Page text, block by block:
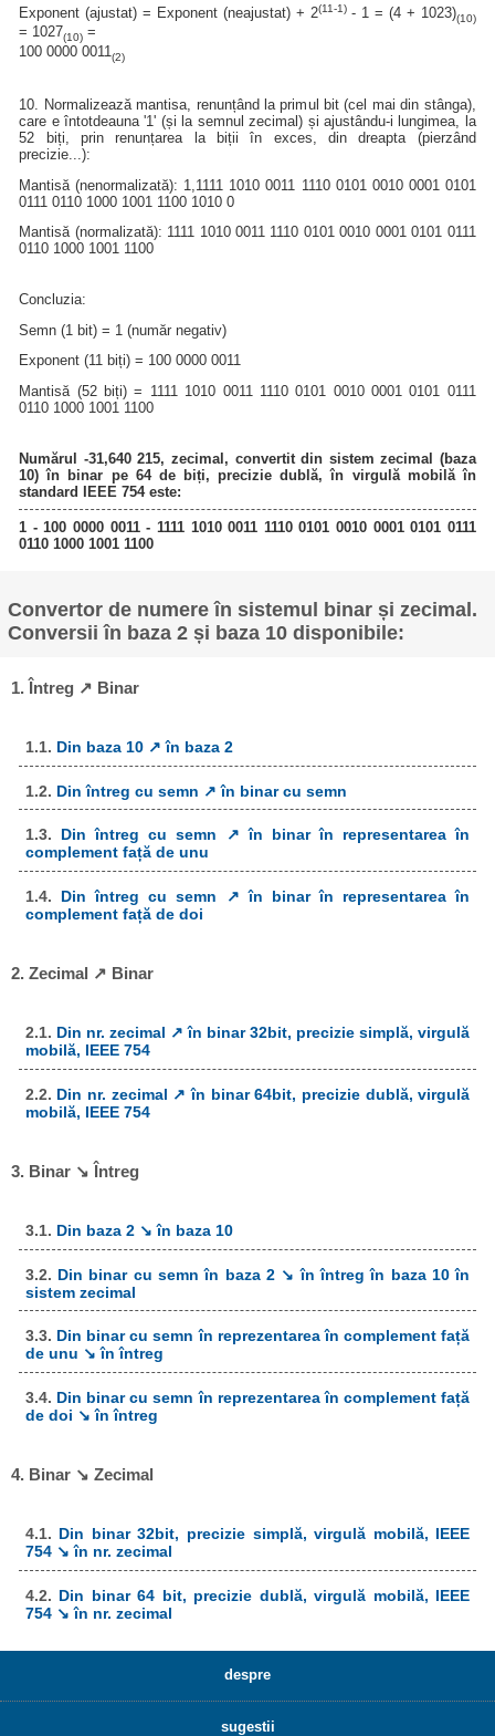
Exponent (ajustat) = Exponent (neajustat) + 2(11-1)- 1 = (4 + 1023)(10)
= 1027(10) =
100 0000 0011 (2)
10. Normalizează mantisa, renunțând la primul bit (cel mai din stânga),
care e întotdeauna '1' (și la semnul zecimal) și ajustându-i lungimea, la
52 biți, prin renunțarea la biții în exces, din dreapta (pierzând
precizie...):
Mantisă (nenormalizată): 1,1111 1010 0011 1110 0101 0010 0001 0101
0111 0110 1000 1001 1100 1010 0
Mantisă (normalizată): 1111 1010 0011 1110 0101 0010 0001 0101 0111
0110 1000 1001 1100
Concluzia:
Semn (1 bit) = 1 (număr negativ)
Exponent (11 biți) = 100 0000 0011
Mantisă (52 biți) = 1111 1010 0011 1110 0101 0010 0001 0101 0111
0110 1000 1001 1100
Numărul -31,640 215, zecimal, convertit din sistem zecimal (baza
10) în binar pe 64 de biți, precizie dublă, în virgulă mobilă în
standard IEEE 754 este:
1 - 100 0000 0011 - 1111 1010 0011 1110 0101 0010 0001 0101 0111
0110 1000 1001 1100
Convertor de numere în sistemul binar și zecimal.
Conversii în baza 2 și baza 10 disponibile:
1. Întreg ↗ Binar
1.1. Din baza 10 ↗ în baza 2
1.2. Din întreg cu semn ↗ în binar cu semn
1.3. Din întreg cu semn ↗ în binar în representarea în
complement față de unu
1.4. Din întreg cu semn ↗ în binar în representarea în
complement față de doi
2. Zecimal ↗ Binar
2.1. Din nr. zecimal ↗ în binar 32bit, precizie simplă, virgulă
mobilă, IEEE 754
2.2. Din nr. zecimal ↗ în binar 64bit, precizie dublă, virgulă
mobilă, IEEE 754
3. Binar ↘ Întreg
3.1. Din baza 2 ↘ în baza 10
3.2. Din binar cu semn în baza 2 ↘ în întreg în baza 10 în
sistem zecimal
3.3. Din binar cu semn în reprezentarea în complement față
de unu ↘ în întreg
3.4. Din binar cu semn în reprezentarea în complement față
de doi ↘ în întreg
4. Binar ↘ Zecimal
4.1. Din binar 32bit, precizie simplă, virgulă mobilă, IEEE
754 ↘ în nr. zecimal
4.2. Din binar 64 bit, precizie dublă, virgulă mobilă, IEEE
754 ↘ în nr. zecimal
despre
sugestii